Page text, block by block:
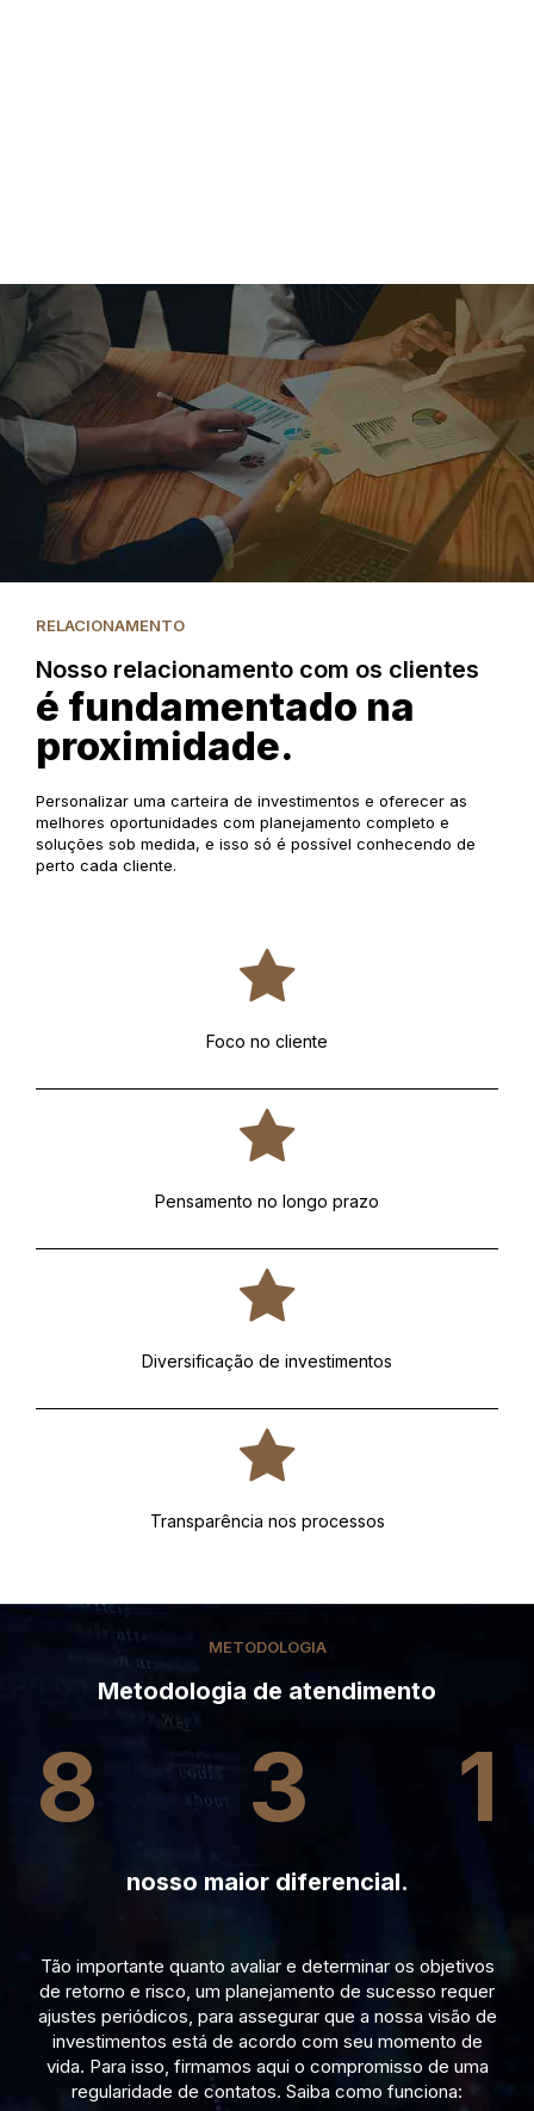
RELACIONAMENTO
Nosso relacionamento com os clientes
é fundamentado na
proximidade.
Personalizar uma carteira de investimentos e oferecer as
melhores oportunidades com planejamento completo e
soluções sob medida, e isso só é possível conhecendo de
perto cada cliente.
Foco no cliente
Pensamento no longo prazo
Diversificação de investimentos
Transparência nos processos
METODOLOGIA
Metodologia de atendimento
8 3 1
nosso maior diferencial.
Tão importante quanto avaliar e determinar os objetivos
de retorno e risco, um planejamento de sucesso requer
ajustes periódicos, para assegurar que a nossa visão de
investimentos está de acordo com seu momento de
vida. Para isso, firmamos aqui o compromisso de uma
regularidade de contatos. Saiba como funciona: